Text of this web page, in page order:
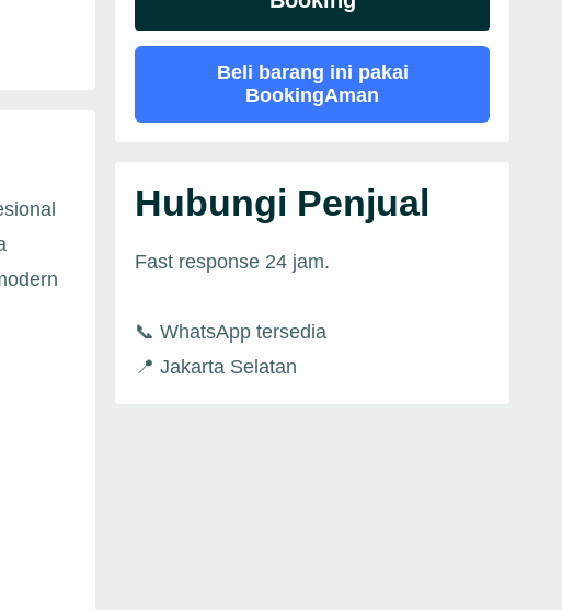
Beli barang ini pakai
BookingAman
Hubungi Penjual
Fast response 24 jam.
📞 WhatsApp tersedia
📍 Jakarta Selatan